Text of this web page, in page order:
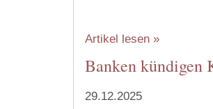
Artikel lesen »
Banken kündigen
29.12.2025